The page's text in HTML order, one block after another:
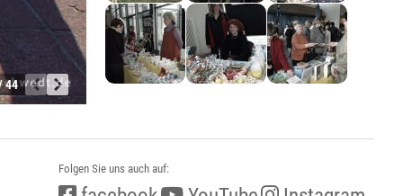
44
Folgen Sie uns auch auf: